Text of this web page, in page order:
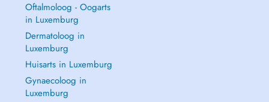
Oftalmoloog - Oogarts
in Luxemburg
Dermatoloog in
Luxemburg
Huisarts in Luxemburg
Gynaecoloog in
Luxemburg